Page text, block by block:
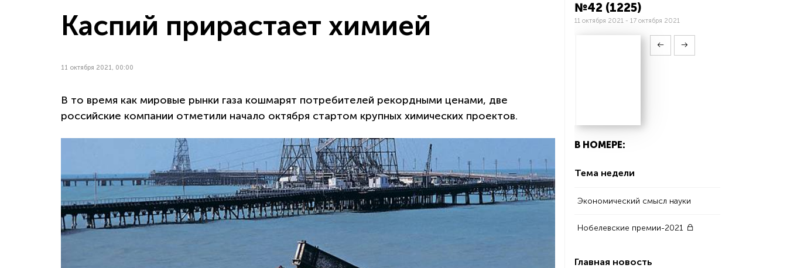
Каспий прирастает химией
11 октября 2021, 00:00
В то время как мировые рынки газа кошмарят потребителей рекордными ценами, две
российские компании отметили начало октября стартом крупных химических проектов.
№42 (1225)
11 октября 2021 - 17 октября 2021
В НОМЕРЕ:
Тема недели
Экономический смысл науки
Нобелевские премии-2021
Главная новость